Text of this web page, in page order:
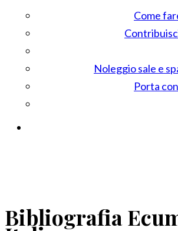
Come
Noleggio sale e
Porta
Bibliografia